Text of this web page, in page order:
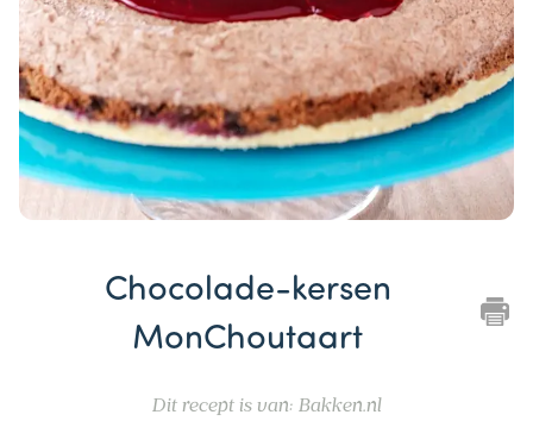
Chocolade-kersen
MonChoutaart
Dit recept is van: Bakken.nl